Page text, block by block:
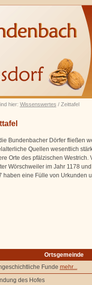
hier: Wissenswertes / Zeittafel
Bundenbacher Dörfer fließen
Quellen wesentlich
Orte des pfälzischen Westrich.
Wörschweiler im Jahr 1178
haben eine Fülle von Urkunden
Ortsgemeinde
Funde mehr...
des Hofes